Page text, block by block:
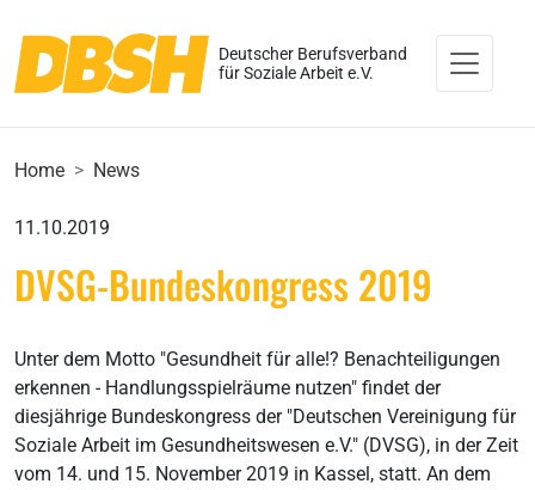
Deutscher Berufsverband
für Soziale Arbeit e.V.
Home News
11.10.2019
DVSG-Bundeskongress 2019
Unter dem Motto "Gesundheit für alle!? Benachteiligungen
erkennen - Handlungsspielräume nutzen" findet der
diesjährige Bundeskongress der "Deutschen Vereinigung für
Soziale Arbeit im Gesundheitswesen e.V." (DVSG), in der Zeit
vom 14. und 15. November 2019 in Kassel, statt. An dem